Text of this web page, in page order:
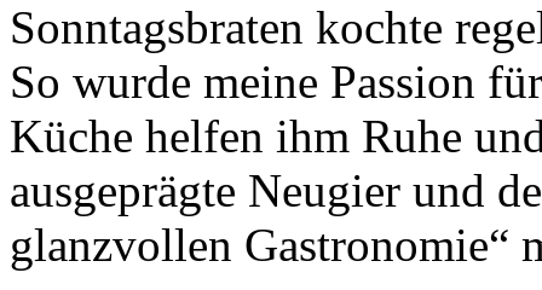
Geheimnisse, die
keine sind.
Ein Potpourri professioneller Rezepte.
Für Liebhaber der einfachen und
regionalen Küche. Nachkochbar, aber
immer mit der besonderen Note.
Sonntagsbraten kochte
So wurde meine Passion
Küche helfen ihm Ruhe
ausgeprägte Neugier und
glanzvollen Gastronomie“